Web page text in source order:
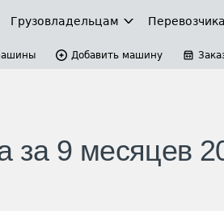
Грузовладельцам
Добавить машину
за 9 месяцев